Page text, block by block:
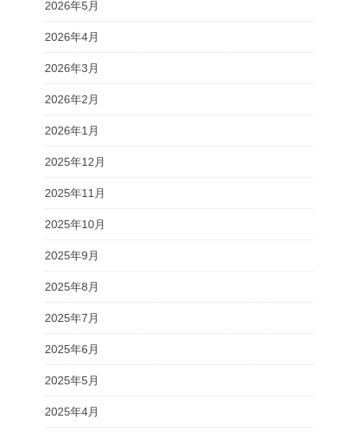
2026年5月
2026年4月
2026年3月
2026年2月
2026年1月
2025年12月
2025年11月
2025年10月
2025年9月
2025年8月
2025年7月
2025年6月
2025年5月
2025年4月